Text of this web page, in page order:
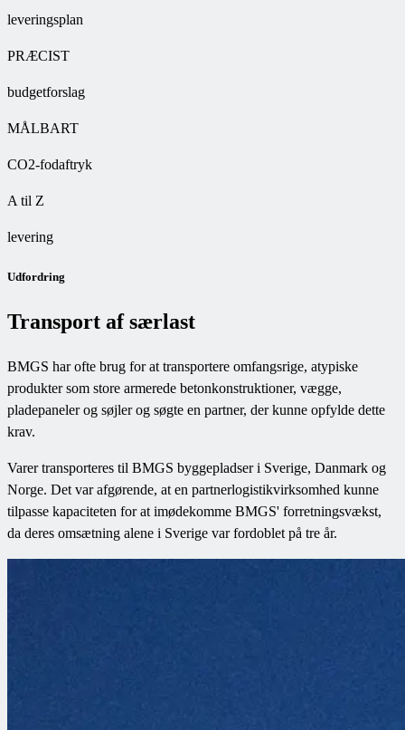
leveringsplan
PRÆCIST
budgetforslag
MÅLBART
CO2-fodaftryk
A til Z
levering
Udfordring
Transport af særlast
BMGS har ofte brug for at transportere omfangsrige, atypiske
produkter som store armerede betonkonstruktioner, vægge,
pladepaneler og søjler og søgte en partner, der kunne opfylde dette
krav.
Varer transporteres til BMGS byggepladser i Sverige, Danmark og
Norge. Det var afgørende, at en partnerlogistikvirksomhed kunne
tilpasse kapaciteten for at imødekomme BMGS' forretningsvækst,
da deres omsætning alene i Sverige var fordoblet på tre år.